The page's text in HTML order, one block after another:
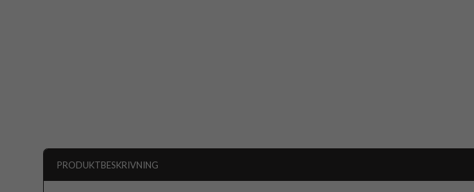
PRODUKTBESKRIVNING